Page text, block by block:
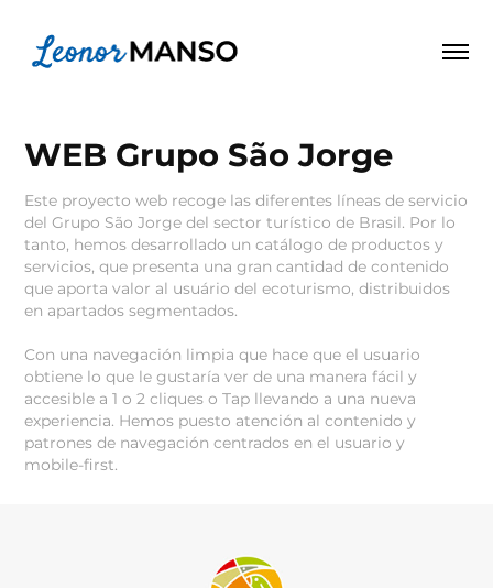
WEB Grupo São Jorge
Este proyecto web recoge las diferentes líneas de servicio
del Grupo São Jorge del sector turístico de Brasil. Por lo
tanto, hemos desarrollado un catálogo de productos y
servicios, que presenta una gran cantidad de contenido
que aporta valor al usuário del ecoturismo, distribuidos
en apartados segmentados.
Con una navegación limpia que hace que el usuario
obtiene lo que le gustaría ver de una manera fácil y
accesible a 1 o 2 cliques o Tap llevando a una nueva
experiencia. Hemos puesto atención al contenido y
patrones de navegación centrados en el usuario y